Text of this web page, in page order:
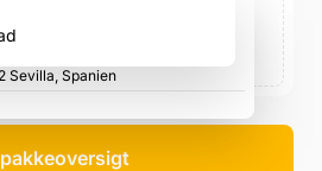
/ Estadio La Cartuja
Sevilla, Spanien